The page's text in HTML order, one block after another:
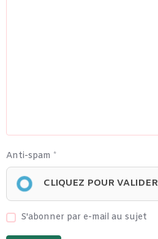
Anti-spam
CLIQUEZ POUR VALIDER
S'abonner par e-mail au sujet